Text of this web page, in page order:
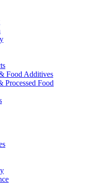
Food Additives
Processed Food